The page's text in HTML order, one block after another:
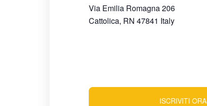
Via Emilia Romagna 206
Cattolica, RN 47841 Italy
ISCRIVITI ORA